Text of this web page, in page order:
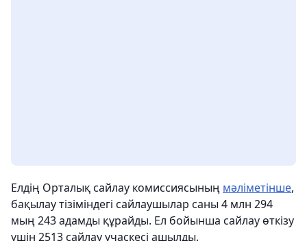
Елдің Орталық сайлау комиссиясының мәліметінше,
бақылау тізіміндегі сайлаушылар саны 4 млн 294
мың 243 адамды құрайды. Ел бойынша сайлау өткізу
үшін 2513 сайлау учаскесі ашылды.